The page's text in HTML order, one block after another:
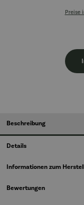
Preise
Beschreibung
Details
Informationen zum
Bewertungen